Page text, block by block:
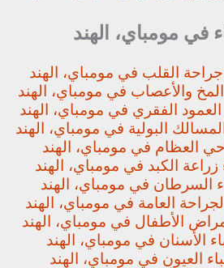
في مومباي، الهند
القلب في مومباي، الهند
والأعصاب في مومباي، الهند
الفقري في مومباي، الهند
البولية في مومباي، الهند
العظام في مومباي، الهند
الكبد في مومباي، الهند
السرطان في مومباي، الهند
العامة في مومباي، الهند
الأطفال في مومباي، الهند
الأسنان في مومباي، الهند
العيون في مومباي، الهند